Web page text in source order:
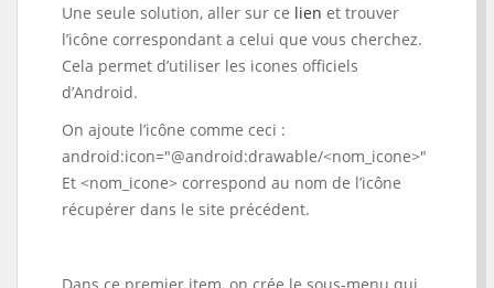
Une seule solution, aller sur ce lien et trouver
l’icône correspondant a celui que vous cherchez.
Cela permet d’utiliser les icones officiels
d’Android.
On ajoute l’icône comme ceci :
android:icon="@android:drawable/<nom_icone>"
Et <nom_icone> correspond au nom de l’icône
récupérer dans le site précédent.